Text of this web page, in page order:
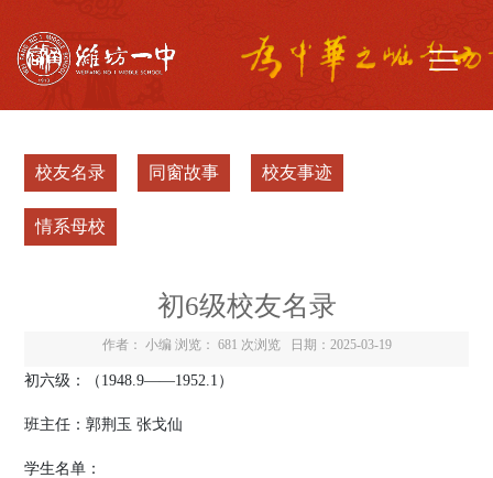
校友名录 同窗故事 校友事迹
情系母校
初6级校友名录
作者： 小编 浏览： 681 次浏览日期：2025-03-19
初六级：（ 1948.9——1952.1 ）
班主任：郭荆玉 张戈仙
学生名单：